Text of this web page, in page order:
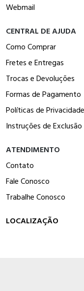
Webmail
CENTRAL DE AJUDA
Como Comprar
Fretes e Entregas
Trocas e Devoluções
Formas de Pagamento
Políticas de Privacidade
Instruções de
ATENDIMENTO
Contato
Fale Conosco
Trabalhe Conosco
LOCALIZAÇÃO